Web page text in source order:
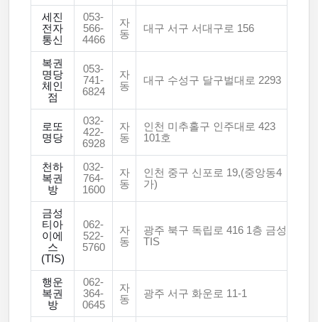
세진
전자
통신
053-
566-
4466
자
동
대구 서구 서대구로 156
복권
명당
체인
점
053-
741-
6824
자
동
대구 수성구 달구벌대로 2293
로또
명당
032-
422-
6928
자
동
인천 미추홀구 인주대로 423
101호
천하
복권
방
032-
764-
1600
자
동
인천 중구 신포로 19,(중앙동4
가)
금성
티아
이에
스
(TIS)
062-
522-
5760
자
동
광주 북구 독립로 416 1층 금성
TIS
행운
복권
방
062-
364-
0645
자
동
광주 서구 화운로 11-1